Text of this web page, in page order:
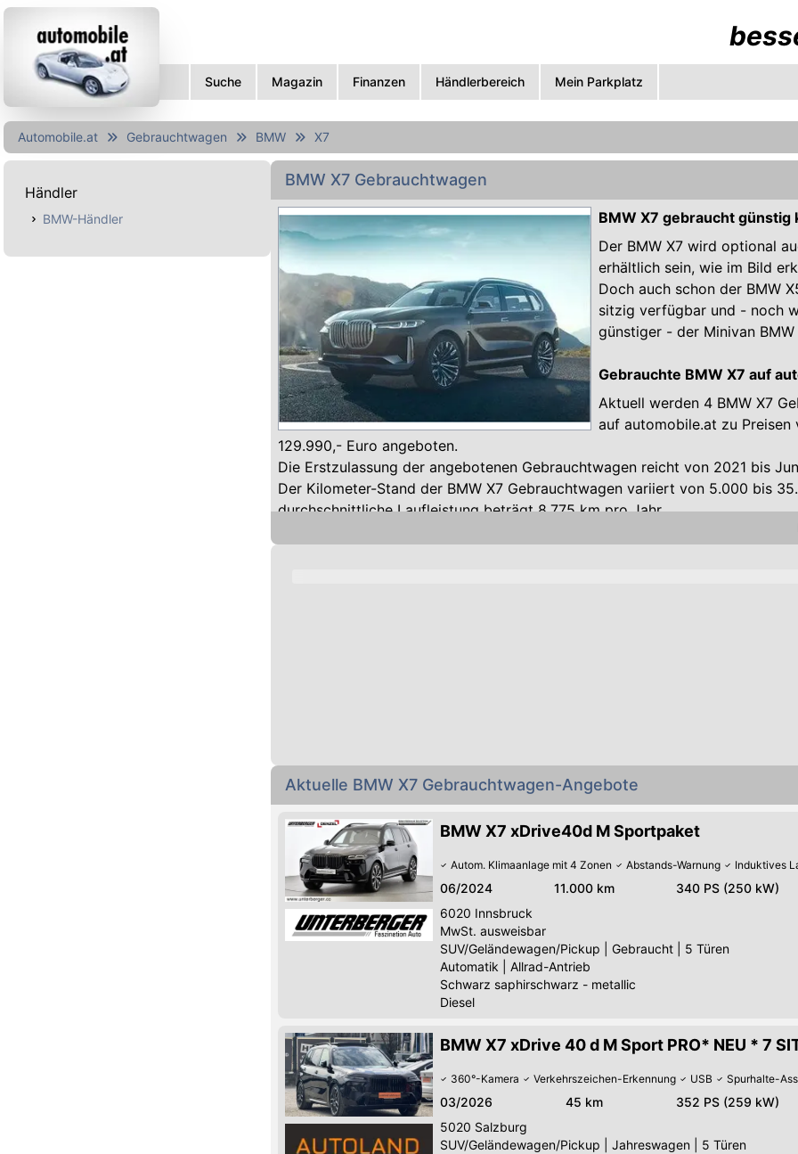
Suche Magazin Finanzen Händlerbereich Mein Parkplatz
Automobile.at Gebrauchtwagen BMW X7
BMW X7 Gebrauchtwagen
BMW X7 gebraucht günstig
Der BMW X7 wird optional
erhältlich sein, wie im Bild
Doch auch schon der BMW
sitzig verfügbar und - noch
günstiger - der Minivan BMW
Gebrauchte BMW X7 auf
Aktuell werden 4 BMW X7
auf automobile.at zu Preisen
129.990,- Euro angeboten.
Die Erstzulassung der angebotenen Gebrauchtwagen reicht von 2021 bis
Der Kilometer-Stand der BMW X7 Gebrauchtwagen variiert von 5.000 bis
durchschnittliche Laufleistung beträgt 8.775 km pro Jahr.
Auf klassische Diesel-Motoren entfallen 75 Prozent. "Alternativ" werden 25
Aktuelle BMW X7 Gebrauchtwagen-Angebote
BMW X7 xDrive40d M Sportpaket
Autom. Klimaanlage mit 4 Zonen Abstands-Warnung Induktives
06/2024 11.000 km 340 PS (250 kW)
6020 Innsbruck
MwSt. ausweisbar
SUV/Geländewagen/Pickup
Gebraucht
5 Türen
Automatik
Allrad-Antrieb
Schwarz saphirschwarz - metallic
Diesel
BMW X7 xDrive 40 d M Sport PRO* NEU * 7
360°-Kamera Verkehrszeichen-Erkennung USB Spurhalte-
03/2026 45 km 352 PS (259 kW)
5020 Salzburg
SUV/Geländewagen/Pickup
Jahreswagen
5 Türen
Händler
BMW-Händler